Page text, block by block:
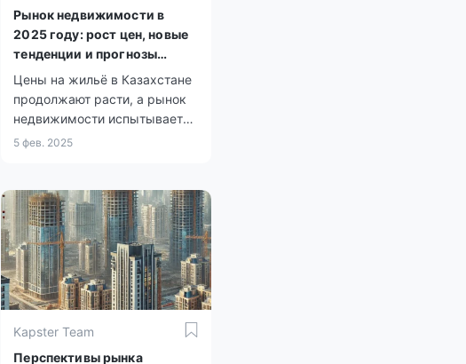
Рынок недвижимости в
2025 году: рост цен, новые
тенденции и прогнозы
экспертов
Цены на жильё в Казахстане
продолжают расти, а рынок
недвижимости испытывает
значительные изменения. В
как покупателей, так и
продавцов.
5 фев. 2025
Kapster Team
Перспективы рынка